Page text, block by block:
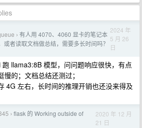
› 有人用 4070、4060 显卡的笔记本
者读取文档做总结，需要多长时间吗？
2024 年
5 月 26
日
llama3:8B 模型，问问题响应很快，有点
的；文档总结还测过；
4G 左右，长时间的推理开销也还没来得及
› flask 的 Working outside of
2020 年 12 月
21 日